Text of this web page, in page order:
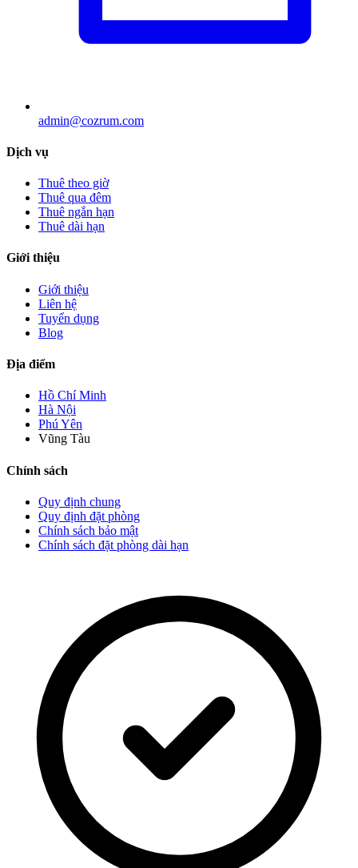
admin@cozrum.com
Dịch vụ
Thuê theo giờ
Thuê qua đêm
Thuê ngắn hạn
Thuê dài hạn
Giới thiệu
Giới thiệu
Liên hệ
Tuyển dụng
Blog
Địa điểm
Hồ Chí Minh
Hà Nội
Phú Yên
Vũng Tàu
Chính sách
Quy định chung
Quy định đặt phòng
Chính sách bảo mật
Chính sách đặt phòng dài hạn